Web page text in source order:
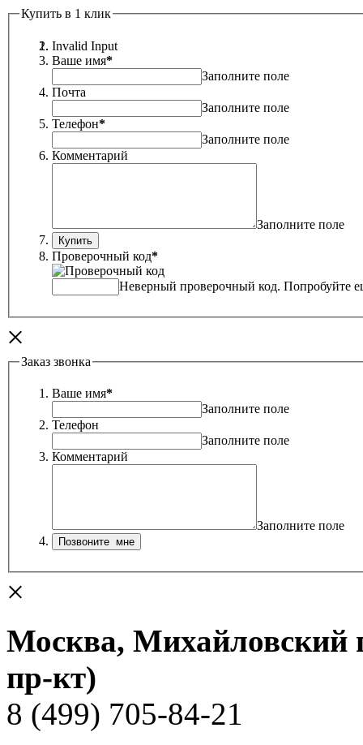
Купить в 1 клик
Invalid Input
Ваше имя*
Заполните поле
Почта
Заполните поле
Телефон*
Заполните поле
Комментарий
Заполните поле
Проверочный код*
Неверный проверочный код. Попробуйте
×
Заказ звонка
Ваше имя*
Заполните поле
Телефон
Заполните поле
Комментарий
Заполните поле
×
Москва, Михайловский
пр-кт)
8 (499) 705-84-21